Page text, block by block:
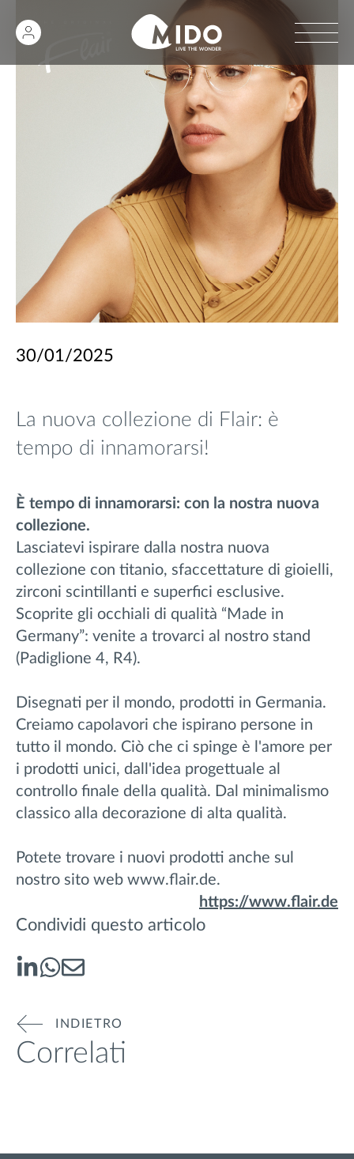
30/01/2025
La nuova collezione di Flair: è
tempo di innamorarsi!
È tempo di innamorarsi: con la nostra nuova
collezione.
Lasciatevi ispirare dalla nostra nuova
collezione con titanio, sfaccettature di gioielli,
zirconi scintillanti e superfici esclusive.
Scoprite gli occhiali di qualità “Made in
Germany”: venite a trovarci al nostro stand
(Padiglione 4, R4).
Disegnati per il mondo, prodotti in Germania.
Creiamo capolavori che ispirano persone in
tutto il mondo. Ciò che ci spinge è l'amore per
i prodotti unici, dall'idea progettuale al
controllo finale della qualità. Dal minimalismo
classico alla decorazione di alta qualità.
Potete trovare i nuovi prodotti anche sul
nostro sito web www.flair.de.
https://www.flair.de
Condividi questo articolo
INDIETRO
Correlati